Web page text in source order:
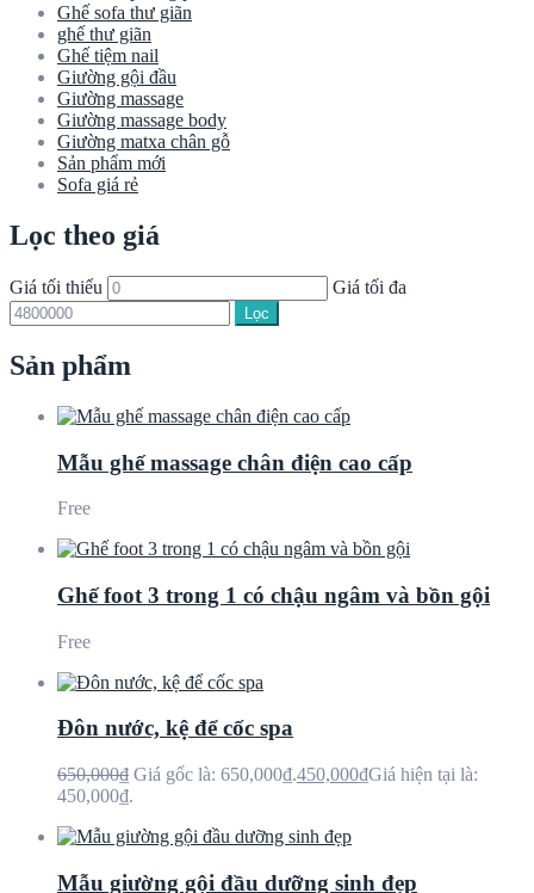
Ghế sofa thư giãn
ghế thư giãn
Ghế tiệm nail
Giường gội đầu
Giường massage
Giường massage body
Giường matxa chân gỗ
Sản phẩm mới
Sofa giá rẻ
Lọc theo giá
Giá tối thiểu Giá tối đa
Lọc
Sản phẩm
Mẫu ghế massage chân điện cao cấp
Free
Ghế foot 3 trong 1 có chậu ngâm và bồn gội
Free
Đôn nước, kệ để cốc spa
650,000₫ Giá gốc là: 650,000₫.450,000₫Giá hiện tại là:
450,000₫.
Mẫu giường gội đầu dưỡng sinh đẹp